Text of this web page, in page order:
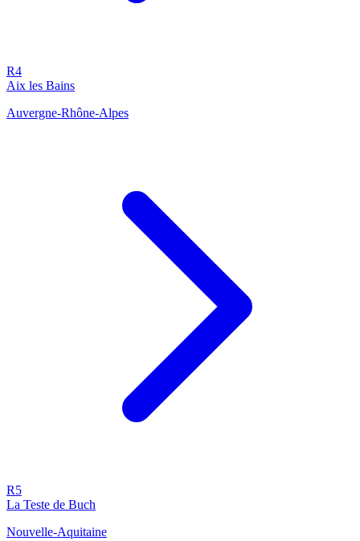
R4
Aix les Bains
Auvergne-Rhône-Alpes
R5
La Teste de Buch
Nouvelle-Aquitaine